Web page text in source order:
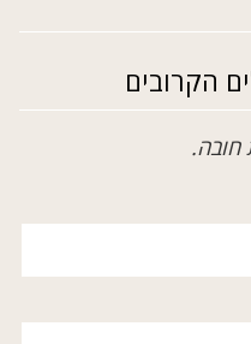
הקרובים
חובה.